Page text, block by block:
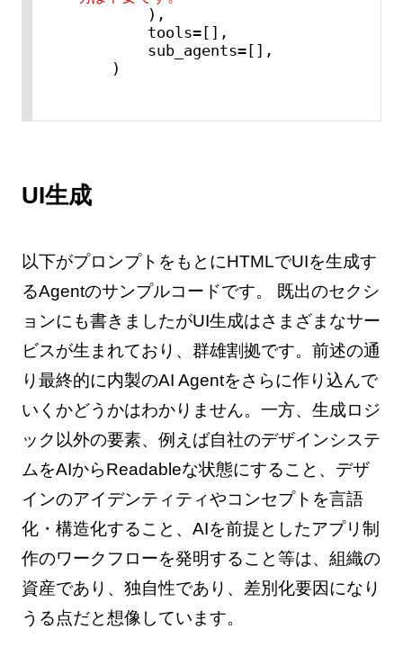
    )
UI生成
以下がプロンプトをもとにHTMLでUIを生成す
るAgentのサンプルコードです。 既出のセクシ
ョンにも書きましたがUI生成はさまざまなサー
ビスが生まれており、群雄割拠です。前述の通
り最終的に内製のAI Agentをさらに作り込んで
いくかどうかはわかりません。一方、生成ロジ
ック以外の要素、例えば自社のデザインシステ
ムをAIからReadableな状態にすること、デザ
インのアイデンティティやコンセプトを言語
化・構造化すること、AIを前提としたアプリ制
作のワークフローを発明すること等は、組織の
資産であり、独自性であり、差別化要因になり
うる点だと想像しています。